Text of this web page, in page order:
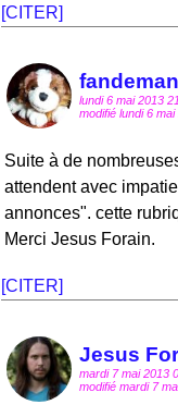
[CITER]
lundi 6 mai 2013
modifié lundi 6
Suite à de
attendent avec
annonces". cette
Merci Jesus Forain.
[CITER]
Jesus
mardi 7 mai 2013
modifié mardi 7